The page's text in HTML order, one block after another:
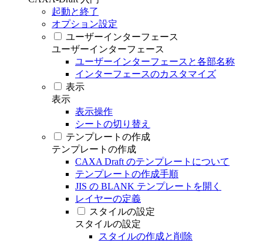
起動と終了
オプション設定
ユーザーインターフェース
ユーザーインターフェース
ユーザーインターフェースと各部名称
インターフェースのカスタマイズ
表示
表示
表示操作
シートの切り替え
テンプレートの作成
テンプレートの作成
CAXA Draft のテンプレートについて
テンプレートの作成手順
JIS の BLANK テンプレートを開く
レイヤーの定義
スタイルの設定
スタイルの設定
スタイルの作成と削除